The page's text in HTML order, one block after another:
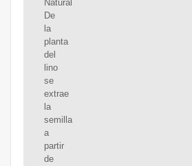
Natural
De
la
planta
del
lino
se
extrae
la
semilla
a
partir
de